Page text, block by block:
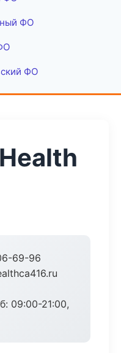
ФО
ФО
69-96
09:00-21:00,